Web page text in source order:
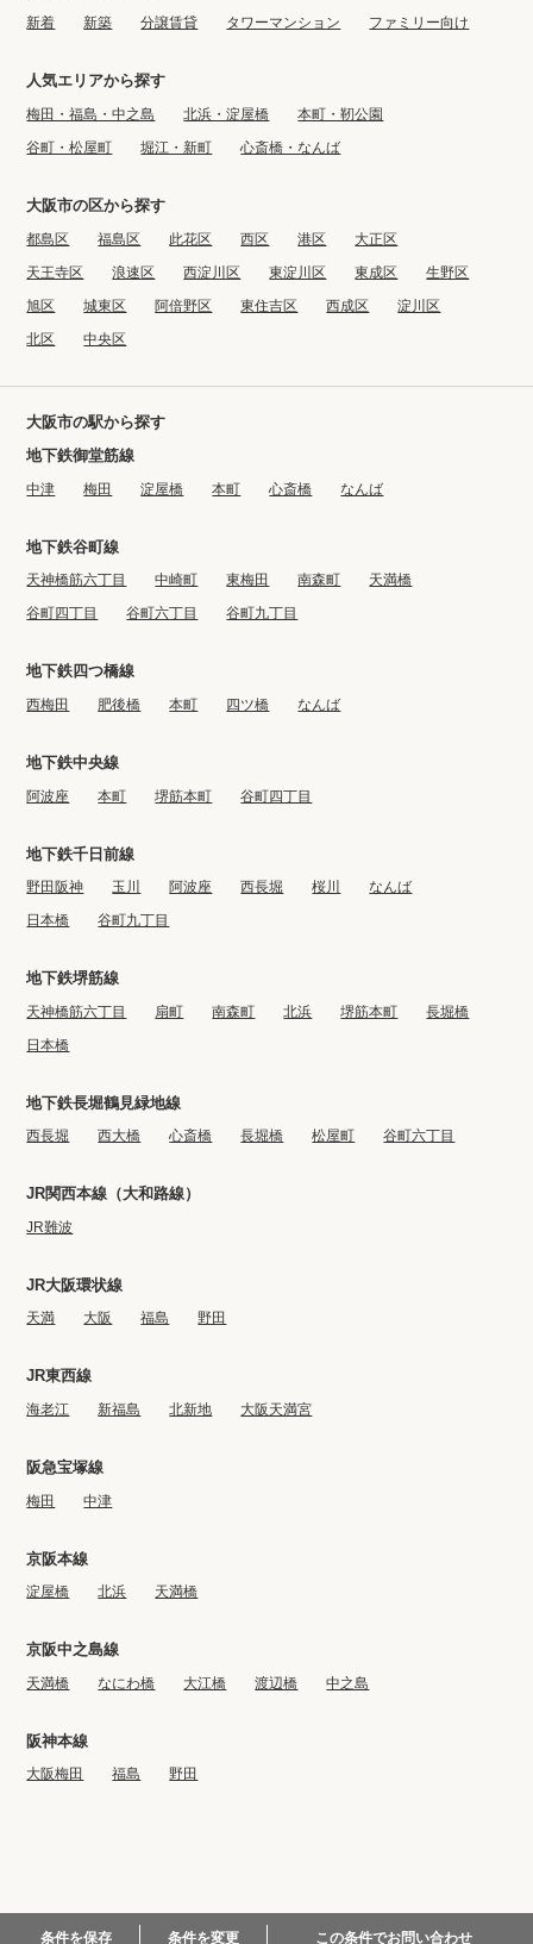
条件を保存 条件を変更 この条件でお問い合わせ
新着 新築 分譲賃貸 タワーマンション ファミリー向け
人気エリアから探す
梅田・福島・中之島 北浜・淀屋橋
本町・靭公園
谷町・松屋町
堀江・新町 心斎橋・なんば
大阪市の区から探す
都島区 福島区 此花区 西区 港区
大正区
天王寺区
浪速区 西淀川区 東淀川区 東成区
生野区
旭区
城東区 阿倍野区 東住吉区 西成区
淀川区
北区
中央区
大阪市の駅から探す
地下鉄御堂筋線
中津 梅田 淀屋橋 本町 心斎橋 なんば
地下鉄谷町線
天神橋筋六丁目 中崎町 東梅田 南森町
天満橋
谷町四丁目
谷町六丁目 谷町九丁目
地下鉄四つ橋線
西梅田 肥後橋 本町 四ツ橋 なんば
地下鉄中央線
阿波座 本町 堺筋本町 谷町四丁目
地下鉄千日前線
野田阪神 玉川 阿波座 西長堀 桜川
なんば
日本橋
谷町九丁目
地下鉄堺筋線
天神橋筋六丁目 扇町 南森町 北浜 堺筋本町
長堀橋
日本橋
地下鉄長堀鶴見緑地線
西長堀 西大橋 心斎橋 長堀橋 松屋町 谷町六丁目
JR関西本線（大和路線）
JR難波
JR大阪環状線
天満 大阪 福島 野田
JR東西線
海老江 新福島 北新地 大阪天満宮
阪急宝塚線
梅田 中津
京阪本線
淀屋橋 北浜 天満橋
京阪中之島線
天満橋 なにわ橋 大江橋 渡辺橋 中之島
阪神本線
大阪梅田 福島 野田
© 2022-2023 BIG CO., LTD.